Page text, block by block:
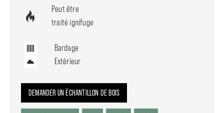
Peut être
traité ignifuge
Bardage
Extérieur
DEMANDER UN ÉCHANTILLON DE BOIS